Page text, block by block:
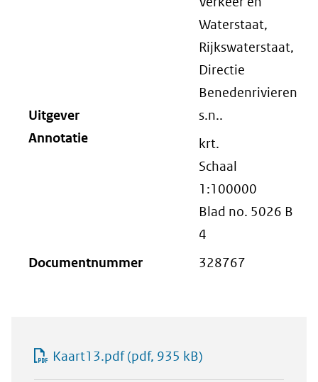
Waterstaat,
Rijkswaterstaat,
Directie
Benedenrivieren
Uitgever
s.n..
Annotatie
krt.
Schaal
1:100000
Blad no. 5026 B
4
Documentnummer
328767
Kaart13.pdf(pdf, 935 kB)